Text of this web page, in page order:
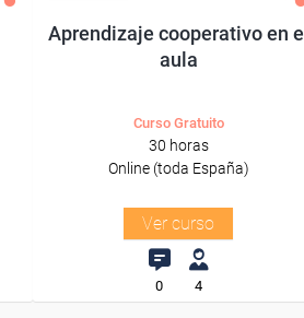
Aprendizaje cooperativo en el
aula
Curso Gratuito
30 horas
Online (toda España)
Ver curso
0 4